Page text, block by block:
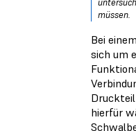
müssen.
Bei
sich um
hierfür